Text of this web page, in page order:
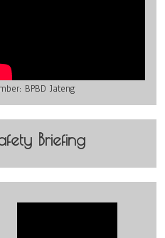
BPBD Jateng
Briefing